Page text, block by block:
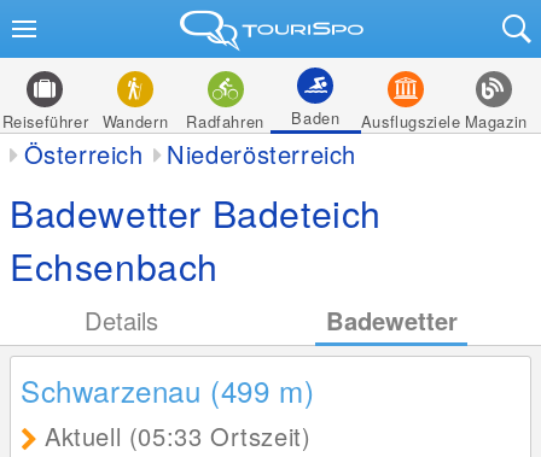
Reiseführer Wandern Radfahren Baden Ausflugsziele Magazin
Österreich Niederösterreich
Badewetter Badeteich
Echsenbach
Details Badewetter
Schwarzenau (499 m)
Aktuell (05:33 Ortszeit)